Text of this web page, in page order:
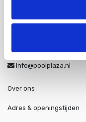
info@poolplaza.nl
Over ons
Adres & openingstijden